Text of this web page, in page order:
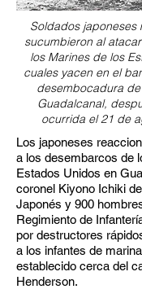
Soldados japoneses
sucumbieron al
los Marines de los
cuales yacen en el
desembocadura
Guadalcanal,
ocurrida el 21 de
Los japoneses
a los desembarcos de
Estados Unidos en
coronel Kiyono Ichiki
Japonés y 900
Regimiento de
por destructores
a los infantes de
establecido cerca del
Henderson.